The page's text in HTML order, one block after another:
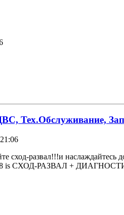
Тех.Обслуживание,
сход-развал!!!и наслаждайтесь
is СХОД-РАЗВАЛ +